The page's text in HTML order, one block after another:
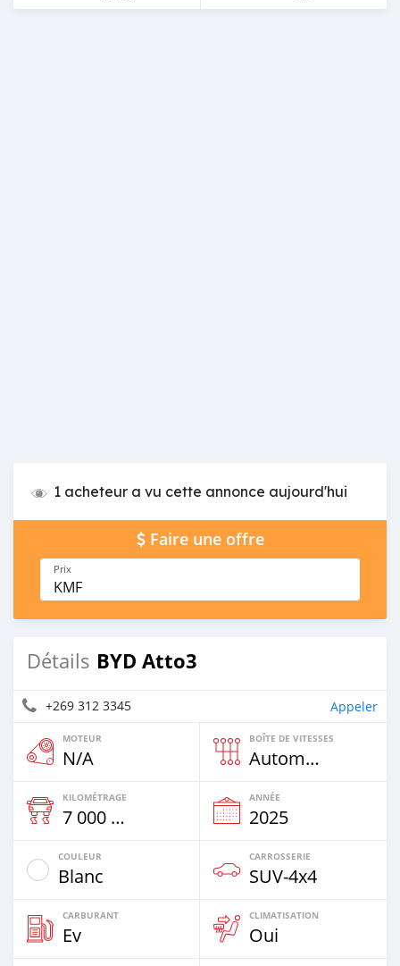
1 acheteur a vu cette annonce aujourd'hui
Faire une offre
Prix
KMF
Détails BYD Atto3
+269 312 3345 Appeler
MOTEUR
N/A
BOÎTE DE VITESSES
Automatique
KILOMÉTRAGE
7 000 Km
ANNÉE
2025
COULEUR
Blanc
CARROSSERIE
SUV‒4x4
CARBURANT
Ev
CLIMATISATION
Oui